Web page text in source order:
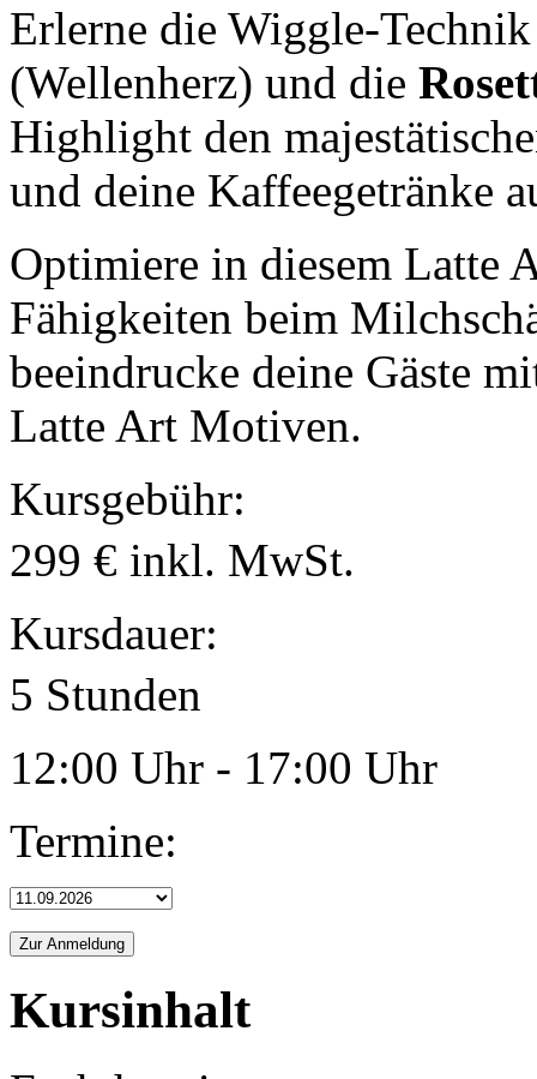
Erlerne die Wiggle-
(Wellenherz) und die
Highlight den
und deine Kaffeegetränke
Optimiere in diesem Latte
Fähigkeiten beim
beeindrucke deine Gäste
Latte Art Motiven.
Kursgebühr:
299 € inkl. MwSt.
Kursdauer:
5 Stunden
12:00 Uhr - 17:00 Uhr
Termine:
Kursinhalt